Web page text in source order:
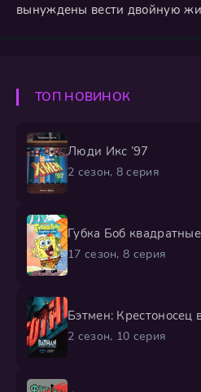
вынуждены вести двойную
планете и освободить родной
должны преодолеть
ТОП НОВИНОК
Люди Икс ’97
2 сезон, 8 серия
Губка Боб
17 сезон, 8 серия
Бэтмен: Крестоносец
2 сезон, 10 серия